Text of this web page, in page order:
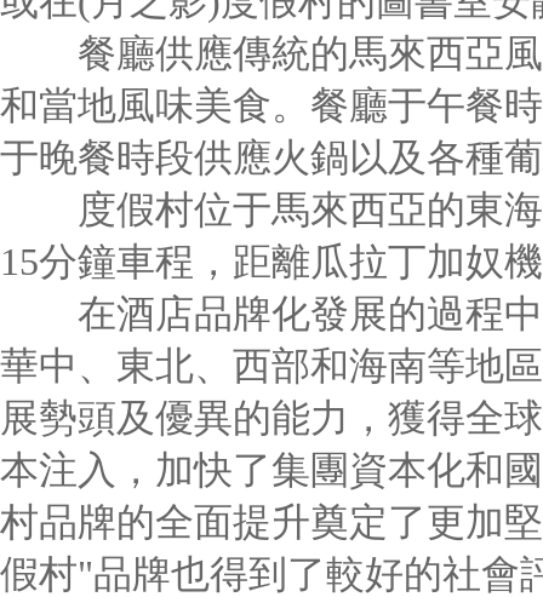
餐廳供應傳統的馬來西亞風
和當地風味美食。餐廳于午餐
于晚餐時段供應火鍋以及各種
度假村位于馬來西亞的東海
15分鐘車程，距離瓜拉丁加奴
在酒店品牌化發展的過程中
華中、東北、西部和海南等地
展勢頭及優異的能力，獲得全
本注入，加快了集團資本化和
村品牌的全面提升奠定了更加
假村"品牌也得到了較好的社會